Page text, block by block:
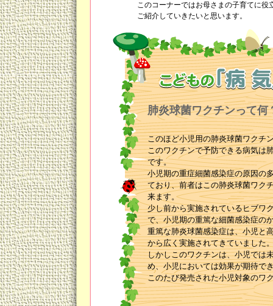
このコーナーではお母さまの子育てに
ご紹介していきたいと思います。
肺炎球菌ワクチンって何
このほど小児用の肺炎球菌ワクチ
このワクチンで予防できる病気は
です。
小児期の重症細菌感染症の原因の
ており、前者はこの肺炎球菌ワク
来ます。
少し前から実施されているヒブワ
で、小児期の重篤な細菌感染症の
重篤な肺炎球菌感染症は、小児と
から広く実施されてきていました
しかしこのワクチンは、小児では
め、小児においては効果が期待で
このたび発売された小児対象のワ
胞に働きかけるワクチンのため、
ヒブワクチンのように接種開始月